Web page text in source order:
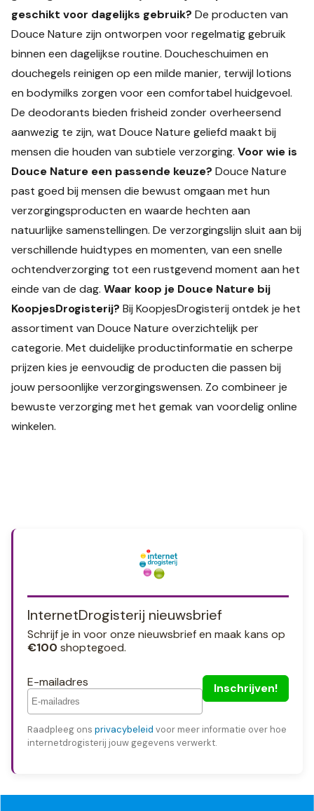
geschikt voor dagelijks gebruik? De producten van
Douce Nature zijn ontworpen voor regelmatig gebruik
binnen een dagelijkse routine. Doucheschuimen en
douchegels reinigen op een milde manier, terwijl lotions
en bodymilks zorgen voor een comfortabel huidgevoel.
De deodorants bieden frisheid zonder overheersend
aanwezig te zijn, wat Douce Nature geliefd maakt bij
mensen die houden van subtiele verzorging. Voor wie is
Douce Nature een passende keuze? Douce Nature
past goed bij mensen die bewust omgaan met hun
verzorgingsproducten en waarde hechten aan
natuurlijke samenstellingen. De verzorgingslijn sluit aan bij
verschillende huidtypes en momenten, van een snelle
ochtendverzorging tot een rustgevend moment aan het
einde van de dag. Waar koop je Douce Nature bij
KoopjesDrogisterij? Bij KoopjesDrogisterij ontdek je het
assortiment van Douce Nature overzichtelijk per
categorie. Met duidelijke productinformatie en scherpe
prijzen kies je eenvoudig de producten die passen bij
jouw persoonlijke verzorgingswensen. Zo combineer je
bewuste verzorging met het gemak van voordelig online
winkelen.
InternetDrogisterij nieuwsbrief
Schrijf je in voor onze nieuwsbrief en maak kans op
€100 shoptegoed.
E-mailadres
Raadpleeg ons privacybeleid voor meer informatie over hoe
internetdrogisterij jouw gegevens verwerkt.